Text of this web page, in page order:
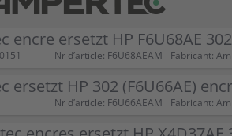
encre ersetzt HP F6U68AE
Nr d’article: F6U68AEAM Fabricant:
ersetzt HP 302 (F6U66AE)
Nr d’article: F6U66AEAM Fabricant: